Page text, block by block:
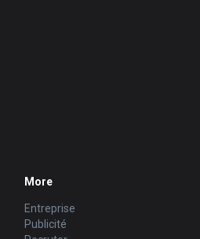
More
Entreprise
Publicité